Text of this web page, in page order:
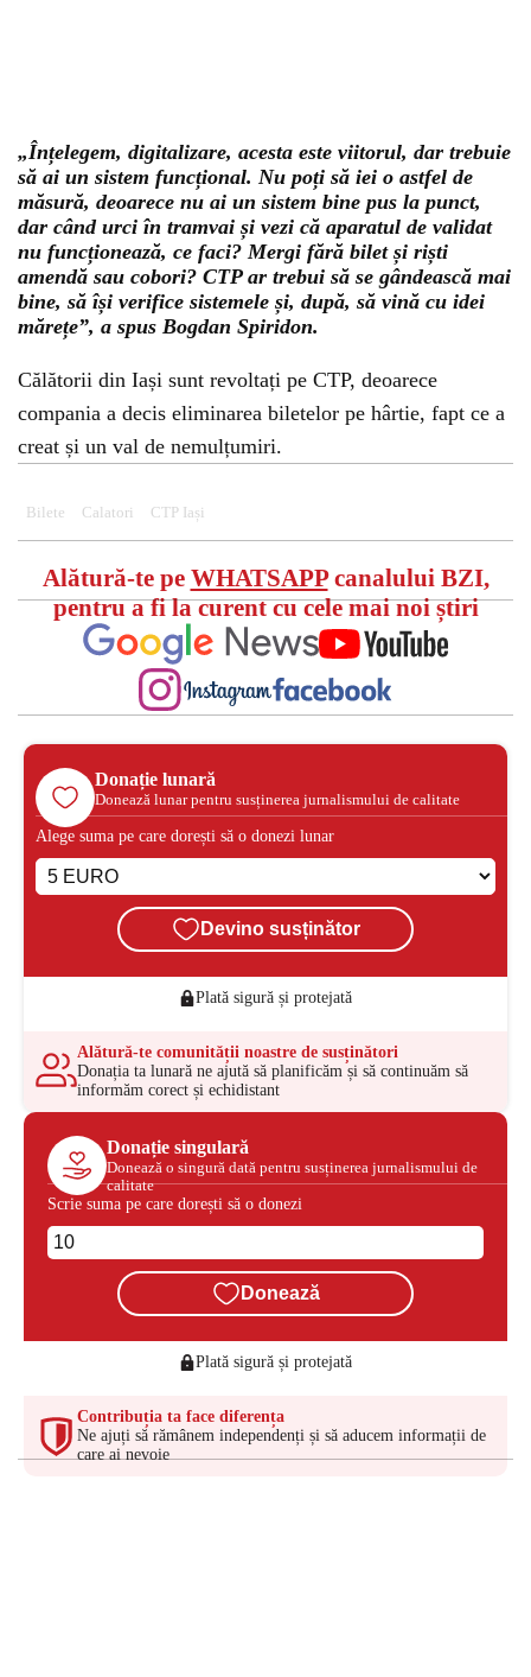
„Înțelegem, digitalizare, acesta este viitorul, dar trebuie
să ai un sistem funcțional. Nu poți să iei o astfel de
măsură, deoarece nu ai un sistem bine pus la punct,
dar când urci în tramvai și vezi că aparatul de validat
nu funcționează, ce faci? Mergi fără bilet și riști
amendă sau cobori? CTP ar trebui să se gândească mai
bine, să își verifice sistemele și, după, să vină cu idei
mărețe”, a spus Bogdan Spiridon.
Călătorii din Iași sunt revoltați pe CTP, deoarece
compania a decis eliminarea biletelor pe hârtie, fapt ce a
creat și un val de nemulțumiri.
Bilete Calatori CTP Iași
Alătură-te pe WHATSAPPcanalului BZI,
pentru a fi la curent cu cele mai noi știri
Donație lunară
Donează lunar pentru susținerea jurnalismului de calitate
Alege suma pe care dorești să o donezi lunar
Devino susținător
Plată sigură și protejată
Alătură-te comunității noastre de susținători
Donația ta lunară ne ajută să planificăm și să continuăm să
informăm corect și echidistant
Donație singulară
Donează o singură dată pentru susținerea jurnalismului de
calitate
Scrie suma pe care dorești să o donezi
Donează
Plată sigură și protejată
Contribuția ta face diferența
Ne ajuți să rămânem independenți și să aducem informații de
care ai nevoie